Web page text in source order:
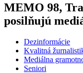
MEMO 98,
posilňujú
Dezinformácie
Kvalitná
Mediálna
Seniori